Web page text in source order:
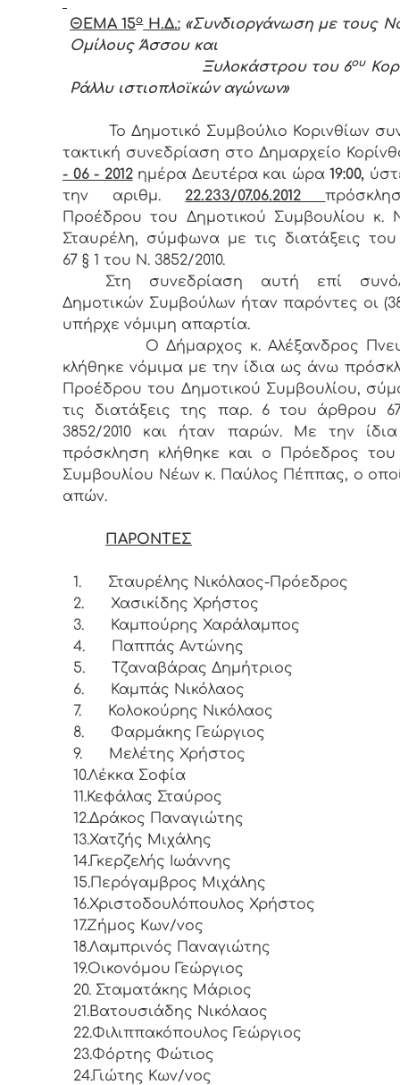
ΘΕΜΑ 15οΗ.Δ.: «Συνδιοργάνωση με τους
Ομίλους Άσσου και
Ξυλοκάστρου του 6ου
Ράλλυ ιστιοπλοϊκών αγώνων»
Το Δημοτικό Συμβούλιο Κορινθίων
τακτική συνεδρίαση στο Δημαρχείο
- 06 - 2012 ημέρα Δευτέρα και ώρα19:00,
την αριθμ. 22.233/07.06.2012
Προέδρου του Δημοτικού Συμβουλίου κ.
Σταυρέλη, σύμφωνα με τις διατάξεις
67 § 1 του Ν. 3852/2010.
Στη συνεδρίαση αυτή επί
Δημοτικών Συμβούλων ήταν παρόντες οι
υπήρχε νόμιμη απαρτία.
Ο Δήμαρχος κ. Αλέξανδρος
κλήθηκε νόμιμα με την ίδια ως άνω
Προέδρου του Δημοτικού Συμβουλίου,
τις διατάξεις της παρ. 6 του άρθρου
3852/2010 και ήταν παρών. Με την
πρόσκληση κλήθηκε και ο Πρόεδρος του
Συμβουλίου Νέων κ. Παύλος Πέππας, ο
απών.
ΠΑΡΟΝΤΕΣ
1.
Σταυρέλης Νικόλαος-Πρόεδρος
2.
Χασικίδης Χρήστος
3.
Καμπούρης Χαράλαμπος
4.
Παππάς Αντώνης
5.
Τζαναβάρας Δημήτριος
6.
Καμπάς Νικόλαος
7.
Κολοκούρης Νικόλαος
8.
Φαρμάκης Γεώργιος
9.
Μελέτης Χρήστος
10.Λέκκα Σοφία
11.Κεφάλας Σταύρος
12.Δράκος Παναγιώτης
13.Χατζής Μιχάλης
14.Γκερζελής Ιωάννης
15.Περόγαμβρος Μιχάλης
16.Χριστοδουλόπουλος Χρήστος
17.Ζήμος Κων/νος
18.Λαμπρινός Παναγιώτης
19.Οικονόμου Γεώργιος
20. Σταματάκης Μάριος
21.Βατουσιάδης Νικόλαος
22.Φιλιππακόπουλος Γεώργιος
23.Φόρτης Φώτιος
24.Γιώτης Κων/νος